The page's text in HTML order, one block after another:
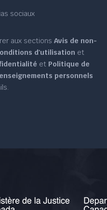
sociaux
aux sectionsAvis de non-
d'utilisation et
et Politique de
personnels